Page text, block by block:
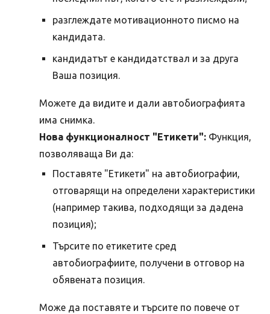
разглеждате мотивационното писмо на
кандидата.
кандидатът е кандидатствал и за друга
Ваша позиция.
Можете да видите и дали автобиографията
има снимка.
Нова функционалност "Етикети": Функция,
позволяваща Ви да:
Поставяте "Етикети" на автобиографии,
отговарящи на определени характеристики
(например такива, подходящи за дадена
позиция);
Търсите по етикетите сред
автобиографиите, получени в отговор на
обявената позиция.
Може да поставяте и търсите по повече от